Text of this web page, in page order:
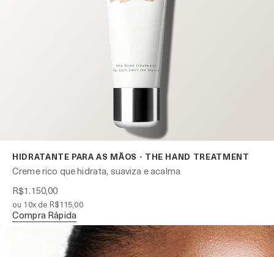
HIDRATANTE PARA AS MÃOS - THE HAND TREATMENT
Creme rico que hidrata, suaviza e acalma
R$1.150,00
ou 10x de R$115,00
Compra Rápida